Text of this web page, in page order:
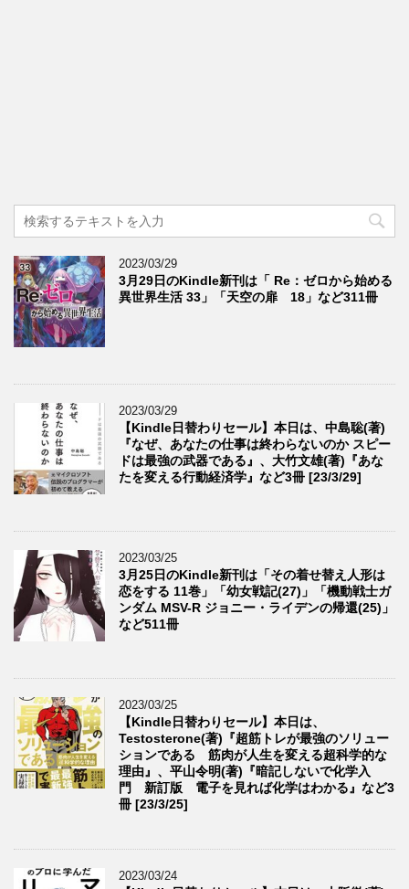
2023/03/29
3月29日のKindle新刊は「 Re：ゼロから始める
異世界生活 33」「天空の扉 18」など311冊
2023/03/29
【Kindle日替わりセール】本日は、中島聡(著)
『なぜ、あなたの仕事は終わらないのか スピー
ドは最強の武器である』、大竹文雄(著)『あな
たを変える行動経済学』など3冊 [23/3/29]
2023/03/25
3月25日のKindle新刊は「その着せ替え人形は
恋をする 11巻」「幼女戦記(27)」「機動戦士ガ
ンダム MSV-R ジョニー・ライデンの帰還(25)」
など511冊
2023/03/25
【Kindle日替わりセール】本日は、
Testosterone(著)『超筋トレが最強のソリュー
ションである 筋肉が人生を変える超科学的な
理由』、平山令明(著)『暗記しないで化学入
門 新訂版 電子を見れば化学はわかる』など3
冊 [23/3/25]
2023/03/24